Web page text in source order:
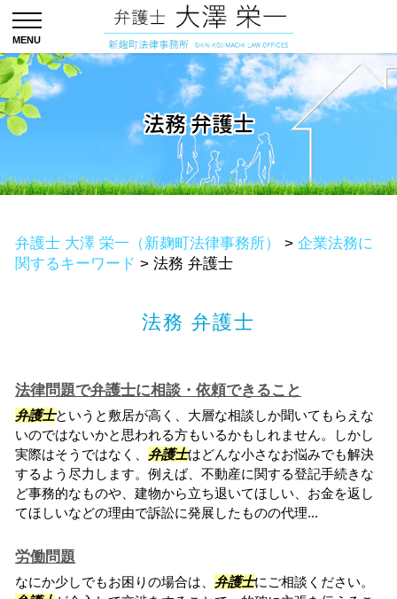
法務 弁護士
弁護士 大澤 栄一（新麹町法律事務所） > 企業法務に
関するキーワード > 法務 弁護士
法務 弁護士
法律問題で弁護士に相談・依頼できること
弁護士というと敷居が高く、大層な相談しか聞いてもらえな
いのではないかと思われる方もいるかもしれません。しかし
実際はそうではなく、 弁護士はどんな小さなお悩みでも解決
するよう尽力します。例えば、不動産に関する登記手続きな
ど事務的なものや、建物から立ち退いてほしい、お金を返し
てほしいなどの理由で訴訟に発展したものの代理...
労働問題
なにか少しでもお困りの場合は、 弁護士にご相談ください。